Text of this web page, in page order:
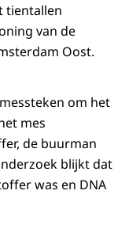
tientallen
van de
Oost.
om het
mes
de buurman
blijkt dat
was en DNA